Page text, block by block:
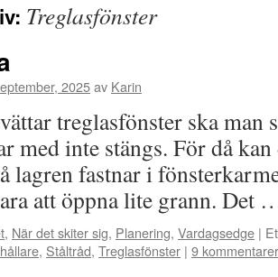
Treglasfönster
2025av Karin
treglasfönster ska man
med inte stängs. För då kan
lagren fastnar i
att öppna lite grann. Det
, När det skiter sig, Planering, Vardagsedge |
, Ståltråd, Treglasfönster | 9 kommentarer